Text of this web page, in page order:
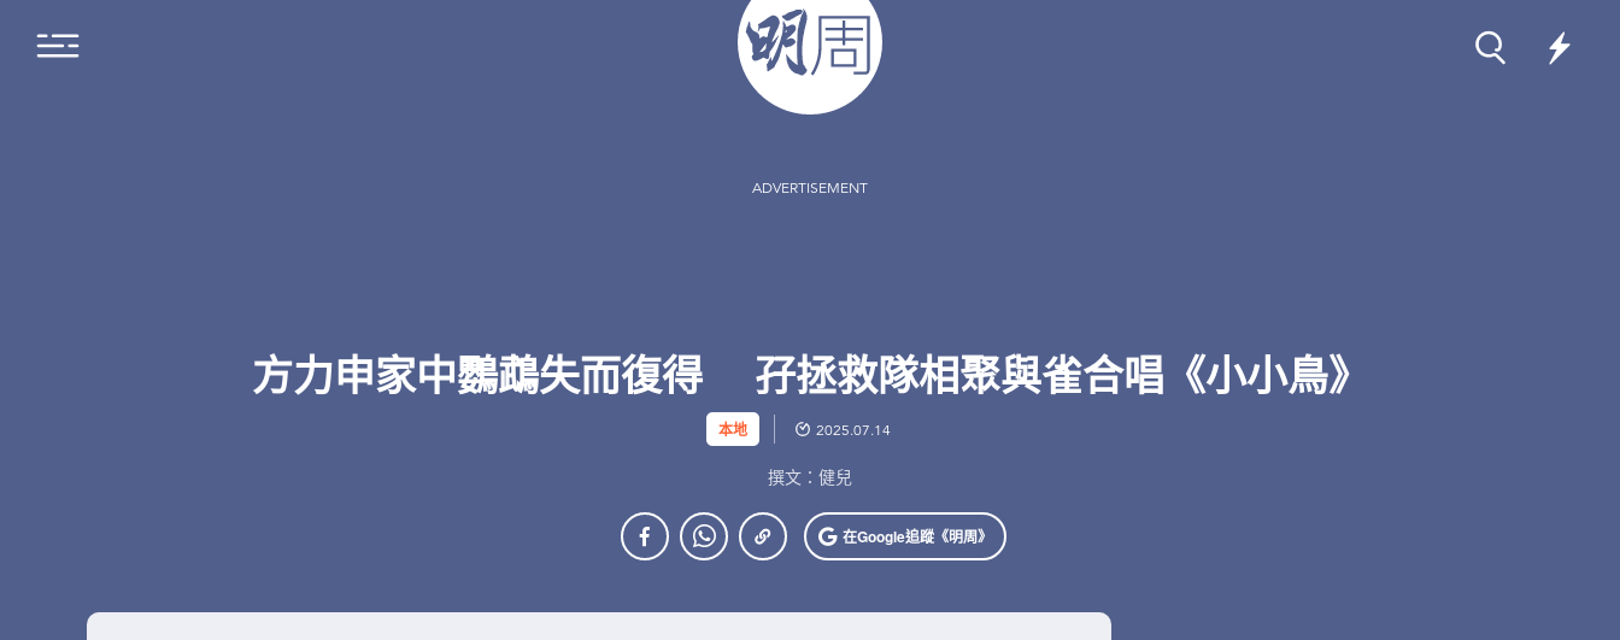
ADVERTISEMENT
方力申家中鸚鵡失而復得 孖拯救隊相聚與雀合唱《小小鳥》
本地 2025.07.14
撰文：健兒
在Google追蹤《明周》